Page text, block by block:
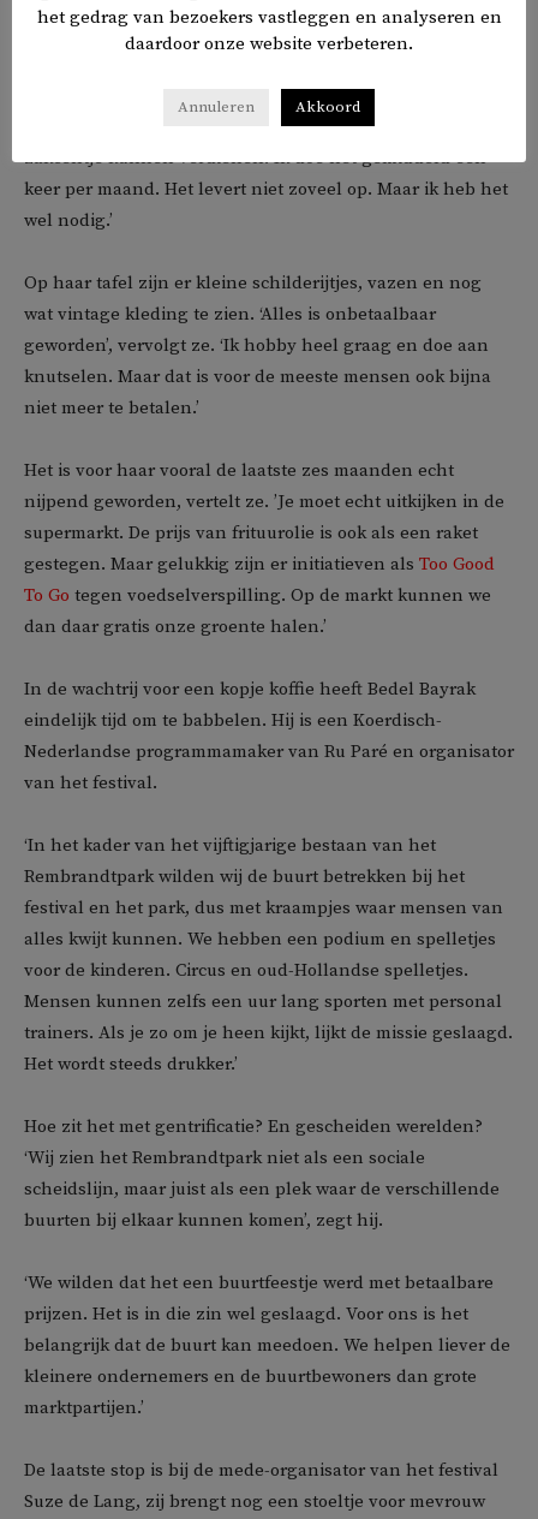
er nog iemand praten, maar wel anoniem.
‘Ik doe hier aan mee om ook andere volksmarkten te
promoten. Het is voor ons gewoon heel fijn dat we hier een
zakcentje kunnen verdienen. Ik doe het gemiddeld één
keer per maand. Het levert niet zoveel op. Maar ik heb het
wel nodig.’
Op haar tafel zijn er kleine schilderijtjes, vazen en nog
wat vintage kleding te zien. ‘Alles is onbetaalbaar
geworden’, vervolgt ze. ‘Ik hobby heel graag en doe aan
knutselen. Maar dat is voor de meeste mensen ook bijna
niet meer te betalen.’
Het is voor haar vooral de laatste zes maanden echt
nijpend geworden, vertelt ze. ’Je moet echt uitkijken in de
supermarkt. De prijs van frituurolie is ook als een raket
gestegen. Maar gelukkig zijn er initiatieven als Too Good
To Go tegen voedselverspilling. Op de markt kunnen we
dan daar gratis onze groente halen.’
In de wachtrij voor een kopje koffie heeft Bedel Bayrak
eindelijk tijd om te babbelen. Hij is een Koerdisch-
Nederlandse programmamaker van Ru Paré en organisator
van het festival.
‘In het kader van het vijftigjarige bestaan van het
Rembrandtpark wilden wij de buurt betrekken bij het
festival en het park, dus met kraampjes waar mensen van
alles kwijt kunnen. We hebben een podium en spelletjes
voor de kinderen. Circus en oud-Hollandse spelletjes.
Mensen kunnen zelfs een uur lang sporten met personal
trainers. Als je zo om je heen kijkt, lijkt de missie geslaagd.
Het wordt steeds drukker.’
Hoe zit het met gentrificatie? En gescheiden werelden?
‘Wij zien het Rembrandtpark niet als een sociale
scheidslijn, maar juist als een plek waar de verschillende
buurten bij elkaar kunnen komen’, zegt hij.
‘We wilden dat het een buurtfeestje werd met betaalbare
prijzen. Het is in die zin wel geslaagd. Voor ons is het
belangrijk dat de buurt kan meedoen. We helpen liever de
kleinere ondernemers en de buurtbewoners dan grote
marktpartijen.’
De laatste stop is bij de mede-organisator van het festival
Suze de Lang, zij brengt nog een stoeltje voor mevrouw
het gedrag van bezoekers vastleggen en analyseren en
daardoor onze website verbeteren.
Annuleren Akkoord